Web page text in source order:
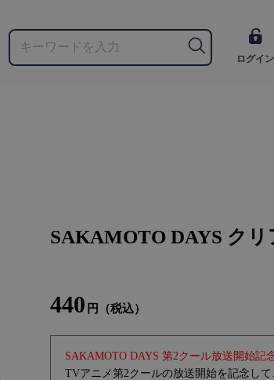
ログイン
SAKAMOTO DAYS ク
440 円（税込）
SAKAMOTO DAYS 第2クール放送開始記
TVアニメ第2クールの放送開始を記念し